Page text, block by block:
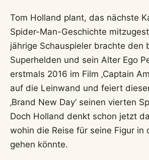
Tom Holland plant, das nächste
Spider-Man-Geschichte
jährige Schauspieler brachte den
Superhelden und sein Alter Ego
erstmals 2016 im Film ‚Captain
auf die Leinwand und feiert
‚Brand New Day‘ seinen vierten
Doch Holland denkt schon jetzt
wohin die Reise für seine Figur in
gehen könnte.